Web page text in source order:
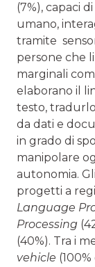
(7%), capaci
umano,
tramite
persone che
marginali
elaborano il
testo,
da dati e
in grado di
manipolare
autonomia.
progetti a
Language
Processing
(40%). Tra i
vehicle